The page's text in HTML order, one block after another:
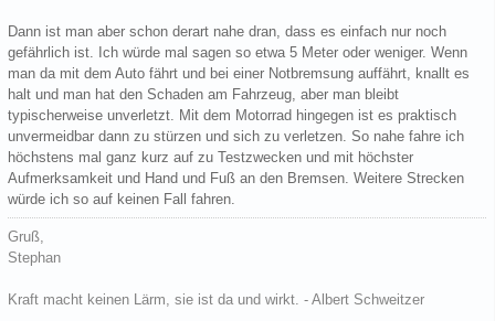
Dann ist man aber schon derart nahe dran, dass es einfach nur noch
gefährlich ist. Ich würde mal sagen so etwa 5 Meter oder weniger. Wenn
man da mit dem Auto fährt und bei einer Notbremsung auffährt, knallt es
halt und man hat den Schaden am Fahrzeug, aber man bleibt
typischerweise unverletzt. Mit dem Motorrad hingegen ist es praktisch
unvermeidbar dann zu stürzen und sich zu verletzen. So nahe fahre ich
höchstens mal ganz kurz auf zu Testzwecken und mit höchster
Aufmerksamkeit und Hand und Fuß an den Bremsen. Weitere Strecken
würde ich so auf keinen Fall fahren.
Gruß,
Stephan
Kraft macht keinen Lärm, sie ist da und wirkt. - Albert Schweitzer